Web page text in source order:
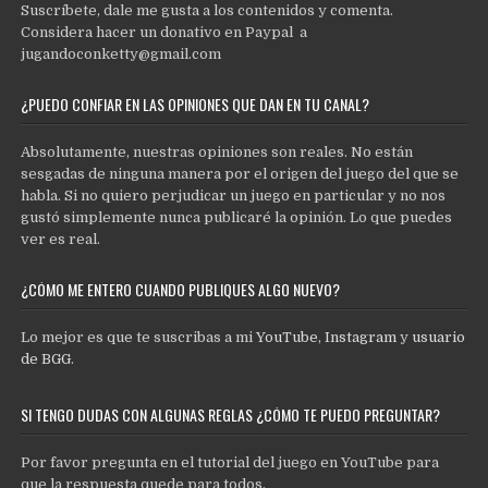
Suscríbete, dale me gusta a los contenidos y comenta.
Considera hacer un donativo en Paypal a
jugandoconketty@gmail.com
¿PUEDO CONFIAR EN LAS OPINIONES QUE DAN EN TU CANAL?
Absolutamente, nuestras opiniones son reales. No están
sesgadas de ninguna manera por el origen del juego del que se
habla. Si no quiero perjudicar un juego en particular y no nos
gustó simplemente nunca publicaré la opinión. Lo que puedes
ver es real.
¿CÓMO ME ENTERO CUANDO PUBLIQUES ALGO NUEVO?
Lo mejor es que te suscribas a miYouTube,Instagram y usuario
de BGG.
SI TENGO DUDAS CON ALGUNAS REGLAS ¿CÓMO TE PUEDO PREGUNTAR?
Por favor pregunta en el tutorial del juego en YouTube para
que la respuesta quede para todos.